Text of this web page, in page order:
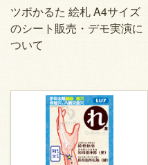
ツボかるた 絵札 A4サイズ
のシート販売・デモ実演に
ついて